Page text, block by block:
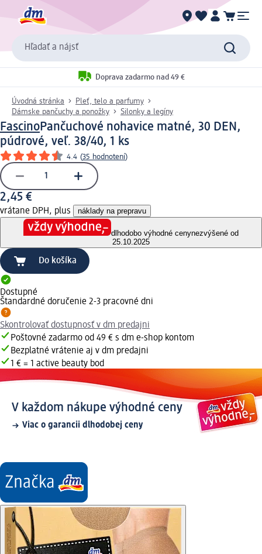
Hľadať a nájsť
Doprava zadarmo nad 49 €
Úvodná stránka
Pleť, telo a parfumy
Dámske pančuchy a ponožky
Silonky a legíny
FascinoPančuchové nohavice matné, 30 DEN,
púdrové, veľ. 38/40, 1 ks
4.4 (35 hodnotení)
2,45 €
vrátane DPH, plus náklady na prepravu
dlhodobo výhodné cenynezvýšené od
25.10.2025
Do košíka
Dostupné
Štandardné doručenie 2-3 pracovné dni
Skontrolovať dostupnosť v dm predajni
Poštovné zadarmo od 49 € s dm e-shop kontom
Bezplatné vrátenie aj v dm predajni
1 € = 1 active beauty bod
V každom nákupe výhodné ceny
Viac o garancii dlhodobej ceny